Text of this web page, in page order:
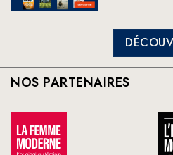
NOS PARTENAIRES